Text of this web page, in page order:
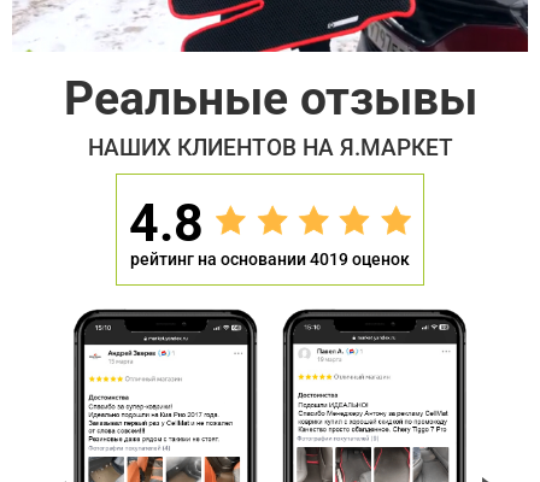
Реальные отзывы
НАШИХ КЛИЕНТОВ НА Я.МАРКЕТ
4.8
рейтинг на основании 4019 оценок